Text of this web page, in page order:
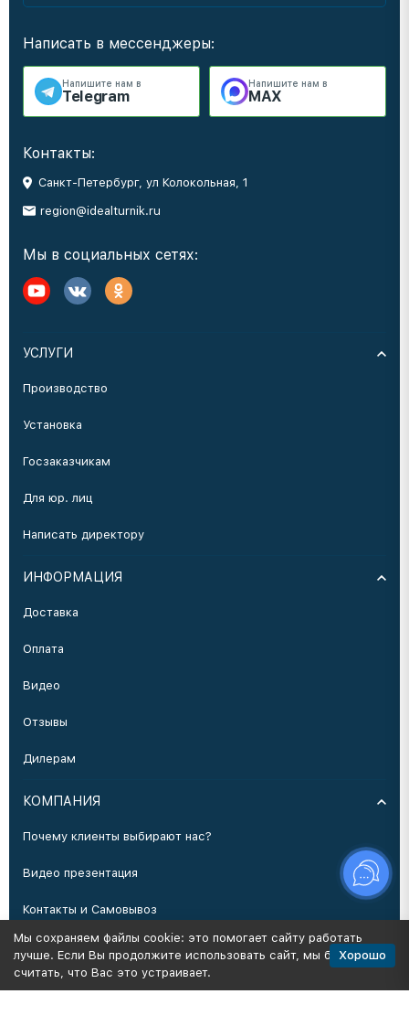
Написать в мессенджеры:
Напишите нам в
Telegram
Напишите нам в
MAX
Контакты:
Санкт-Петербург, ул Колокольная, 1
region@idealturnik.ru
Мы в социальных сетях:
УСЛУГИ
Производство
Установка
Госзаказчикам
Для юр. лиц
Написать директору
ИНФОРМАЦИЯ
Доставка
Оплата
Видео
Отзывы
Дилерам
КОМПАНИЯ
Почему клиенты выбирают нас?
Видео презентация
Контакты и Самовывоз
Производство
Мы сохраняем файлы cookie: это помогает сайту работать
лучше. Если Вы продолжите использовать сайт, мы будем
считать, что Вас это устраивает.
Хорошо